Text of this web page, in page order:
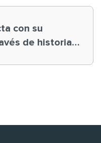
con su
de historias